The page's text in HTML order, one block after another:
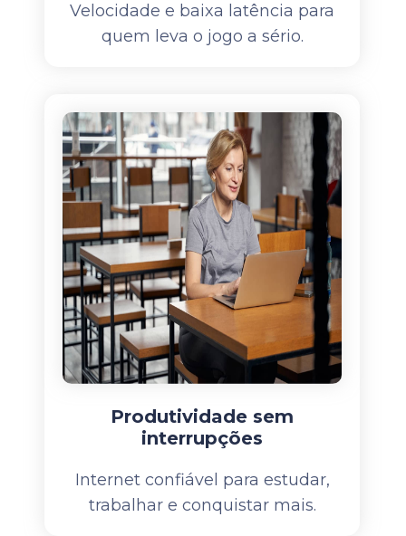
Velocidade e baixa latência para
quem leva o jogo a sério.
Produtividade sem
interrupções
Internet confiável para estudar,
trabalhar e conquistar mais.